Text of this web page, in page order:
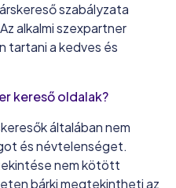
szabályzata
alkalmi szexpartner
tartani a kedves és
kereső oldalak?
általában nem
és névtelenséget.
nem kötött
bárki megtekintheti az